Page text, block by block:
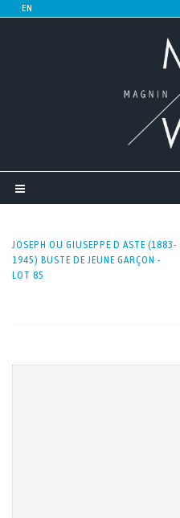
JOSEPH OU GIUSEPPE D ASTE (1883-
1945) BUSTE DE JEUNE GARÇON -
LOT 85